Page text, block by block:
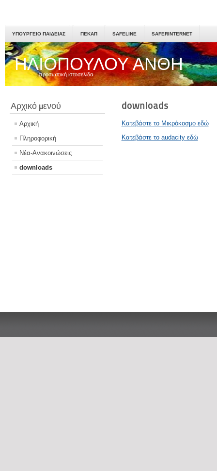
ΗΛΙΟΠΟΥΛΟΥ ΑΝΘΗ
προσωπική ιστοσελίδα
ΥΠΟΥΡΓΕΙΟ ΠΑΙΔΕΙΑΣ ΠΕΚΑΠ SAFELINE SAFERINTERNET
Αρχικό μενού
Αρχική
Πληροφορική
Νέα-Ανακοινώσεις
downloads
downloads
Κατεβάστε το Μικρόκοσμο εδώ
Κατεβάστε το audacity εδώ